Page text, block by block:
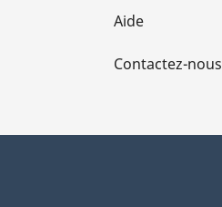
Aide
Contactez-nous